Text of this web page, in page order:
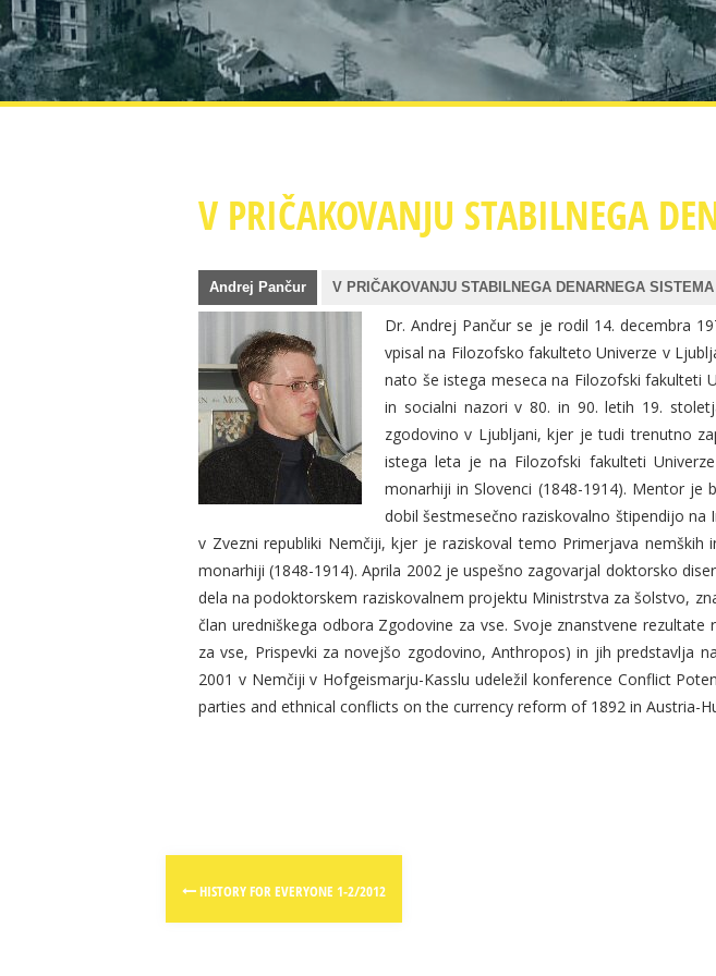
V PRIČAKOVANJU STABILNEGA
Andrej Pančur V PRIČAKOVANJU STABILNEGA DENARNEGA SISTEMA
Dr. Andrej Pančur se je rodil 14. decembra
vpisal na Filozofsko fakulteto Univerze v
nato še istega meseca na Filozofski fakulteti
in socialni nazori v 80. in 90. letih 19.
zgodovino v Ljubljani, kjer je tudi trenutno
istega leta je na Filozofski fakulteti
monarhiji in Slovenci (1848-1914). Mentor je
dobil šestmesečno raziskovalno štipendijo na
v Zvezni republiki Nemčiji, kjer je raziskoval temo Primerjava
monarhiji (1848-1914). Aprila 2002 je uspešno zagovarjal doktorsko
dela na podoktorskem raziskovalnem projektu Ministrstva za šolstvo,
član uredniškega odbora Zgodovine za vse. Svoje znanstvene
za vse, Prispevki za novejšo zgodovino, Anthropos) in jih predstavlja
2001 v Nemčiji v Hofgeismarju-Kasslu udeležil konference Conflict
parties and ethnical conflicts on the currency reform of 1892 in Austria-
Post
navigation
HISTORY FOR EVERYONE 1-2/2012